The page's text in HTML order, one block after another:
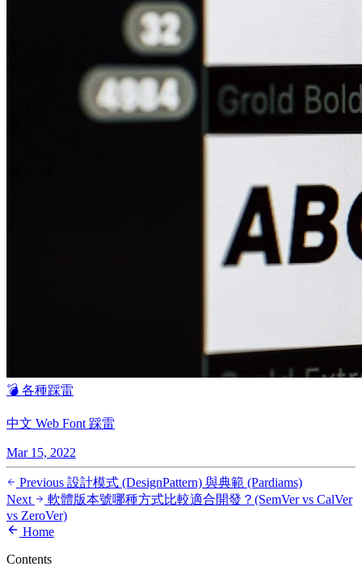
💣 各種踩雷
中文 Web Font 踩雷
Mar 15, 2022
Previous 設計模式 (DesignPattern) 與典範 (Pardiams)
Next
軟體版本號哪種方式比較適合開發？(SemVer vs CalVer
vs ZeroVer)
Home
Contents